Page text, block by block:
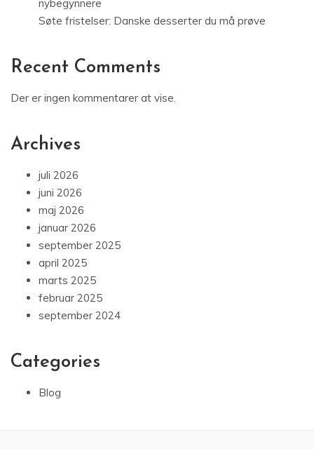
nybegynnere
Søte fristelser: Danske desserter du må prøve
Recent Comments
Der er ingen kommentarer at vise.
Archives
juli 2026
juni 2026
maj 2026
januar 2026
september 2025
april 2025
marts 2025
februar 2025
september 2024
Categories
Blog